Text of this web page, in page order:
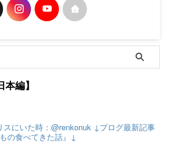
編】
スにいた時：@renkonuk ↓ブログ最新記事
の食べてきた話』↓